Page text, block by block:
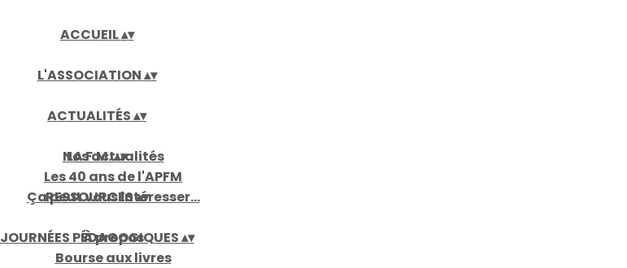
ACCUEIL▴▾
L'ASSOCIATION▴▾
ACTUALITÉS▴▾
Nos actualités
Les 40 ans de l'APFM
Ça peut vous intéresser...
LA F.M.▴▾
RESSOURCES▴▾
À propos
Bourse aux livres
JOURNÉES PÉDAGOGIQUES▴▾